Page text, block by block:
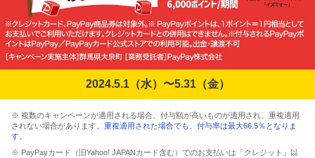
2024.5.1（水）〜5.31（金）
※ 複数のキャンペーンが適用される場合、付与額が高いものが適用され、重複適用
されない場合があります。 重複適用された場合でも、付与率は最大66.5％となりま
す。
※ PayPayカード（旧Yahoo! JAPANカード含む）でのお支払いは「クレジット」以